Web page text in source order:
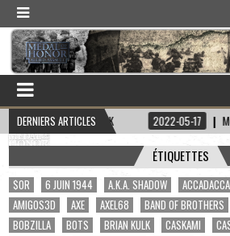
DERNIERS ARTICLES
HADDOCK 2022-05-17 MOD CRIZZ
ÉTIQUETTES
$OR 6 JUIN 1944 A.K.A. SHADOW ACCADACCA
AMIGOS3D
AXE AXEL68 BAND OF BROTHERS
BOBZILLA
BOTS BRIAN KULK CASKAMI